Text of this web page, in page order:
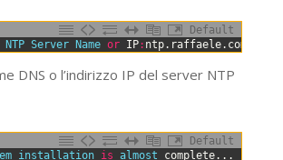
Default
NTP Server Name or IP: ntp. raffaele. com
DNS o l’indirizzo IP del server NTP
Default
installation is almost complete. . .